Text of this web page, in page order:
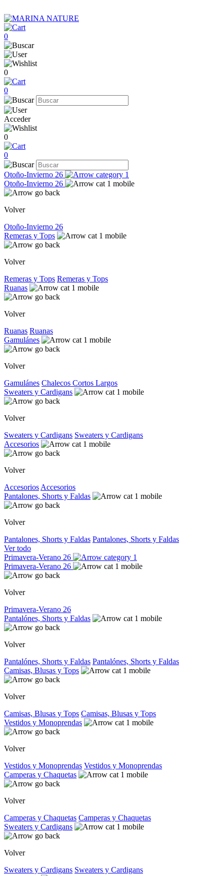
0
0
0
Acceder
0
0
Otoño-Invierno 26
Otoño-Invierno 26
Volver
Otoño-Invierno 26
Remeras y Tops
Volver
Remeras y Tops Remeras y Tops
Ruanas
Volver
Ruanas Ruanas
Gamulánes
Volver
Gamulánes Chalecos Cortos Largos
Sweaters y Cardigans
Volver
Sweaters y Cardigans Sweaters y Cardigans
Accesorios
Volver
Accesorios Accesorios
Pantalones, Shorts y Faldas
Volver
Pantalones, Shorts y Faldas Pantalones, Shorts y Faldas
Ver todo
Primavera-Verano 26
Primavera-Verano 26
Volver
Primavera-Verano 26
Pantalónes, Shorts y Faldas
Volver
Pantalónes, Shorts y Faldas Pantalónes, Shorts y Faldas
Camisas, Blusas y Tops
Volver
Camisas, Blusas y Tops Camisas, Blusas y Tops
Vestidos y Monoprendas
Volver
Vestidos y Monoprendas Vestidos y Monoprendas
Camperas y Chaquetas
Volver
Camperas y Chaquetas Camperas y Chaquetas
Sweaters y Cardigans
Volver
Sweaters y Cardigans Sweaters y Cardigans